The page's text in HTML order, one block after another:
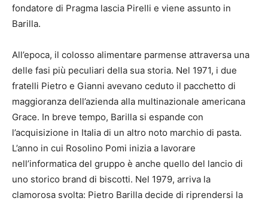
fondatore di Pragma lascia Pirelli e viene assunto in
Barilla.
All’epoca, il colosso alimentare parmense attraversa una
delle fasi più peculiari della sua storia. Nel 1971, i due
fratelli Pietro e Gianni avevano ceduto il pacchetto di
maggioranza dell’azienda alla multinazionale americana
Grace. In breve tempo, Barilla si espande con
l’acquisizione in Italia di un altro noto marchio di pasta.
L’anno in cui Rosolino Pomi inizia a lavorare
nell’informatica del gruppo è anche quello del lancio di
uno storico brand di biscotti. Nel 1979, arriva la
clamorosa svolta: Pietro Barilla decide di riprendersi la